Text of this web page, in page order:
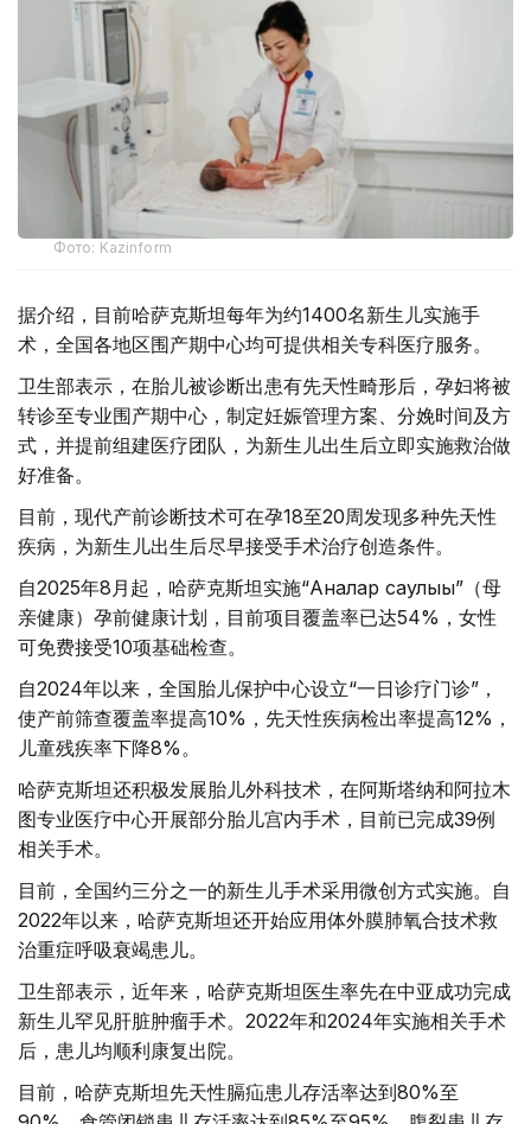
Фото: Kazinform
据介绍，目前哈萨克斯坦每年为约1400名新生儿实施手
术，全国各地区围产期中心均可提供相关专科医疗服务。
卫生部表示，在胎儿被诊断出患有先天性畸形后，孕妇将被
转诊至专业围产期中心，制定妊娠管理方案、分娩时间及方
式，并提前组建医疗团队，为新生儿出生后立即实施救治做
好准备。
目前，现代产前诊断技术可在孕18至20周发现多种先天性
疾病，为新生儿出生后尽早接受手术治疗创造条件。
自2025年8月起，哈萨克斯坦实施“Аналар саулығы”（母
亲健康）孕前健康计划，目前项目覆盖率已达54%，女性
可免费接受10项基础检查。
自2024年以来，全国胎儿保护中心设立“一日诊疗门诊”，
使产前筛查覆盖率提高10%，先天性疾病检出率提高12%，
儿童残疾率下降8%。
哈萨克斯坦还积极发展胎儿外科技术，在阿斯塔纳和阿拉木
图专业医疗中心开展部分胎儿宫内手术，目前已完成39例
相关手术。
目前，全国约三分之一的新生儿手术采用微创方式实施。自
2022年以来，哈萨克斯坦还开始应用体外膜肺氧合技术救
治重症呼吸衰竭患儿。
卫生部表示，近年来，哈萨克斯坦医生率先在中亚成功完成
新生儿罕见肝脏肿瘤手术。2022年和2024年实施相关手术
后，患儿均顺利康复出院。
目前，哈萨克斯坦先天性膈疝患儿存活率达到80%至